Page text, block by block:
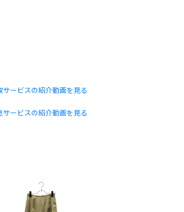
サービスの紹介動画を見る
サービスの紹介動画を見る